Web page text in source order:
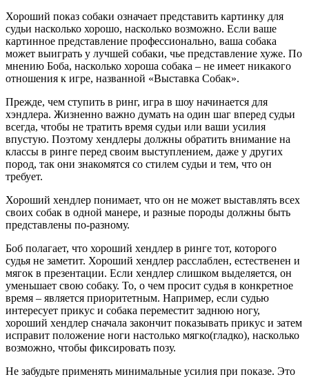
Хороший показ собаки означает представить картинку для
судьи насколько хорошо, насколько возможно. Если ваше
картинное представление профессионально, ваша собака
может выиграть у лучшей собаки, чье представление хуже. По
мнению Боба, насколько хороша собака – не имеет никакого
отношения к игре, названной «Выставка Собак».
Прежде, чем ступить в ринг, игра в шоу начинается для
хэндлера. Жизненно важно думать на один шаг вперед судьи
всегда, чтобы не тратить время судьи или ваши усилия
впустую. Поэтому хендлеры должны обратить внимание на
классы в ринге перед своим выступлением, даже у других
пород, так они знакомятся со стилем судьи и тем, что он
требует.
Хороший хендлер понимает, что он не может выставлять всех
своих собак в одной манере, и разные породы должны быть
представлены по-разному.
Боб полагает, что хороший хендлер в ринге тот, которого
судья не заметит. Хороший хендлер расслаблен, естественен и
мягок в презентации. Если хендлер слишком выделяется, он
уменьшает свою собаку. То, о чем просит судья в конкретное
время – является приоритетным. Например, если судью
интересует прикус и собака переместит заднюю ногу,
хороший хендлер сначала закончит показывать прикус и затем
исправит положение ноги настолько мягко(гладко), насколько
возможно, чтобы фиксировать позу.
Не забудьте применять минимальные усилия при показе. Это